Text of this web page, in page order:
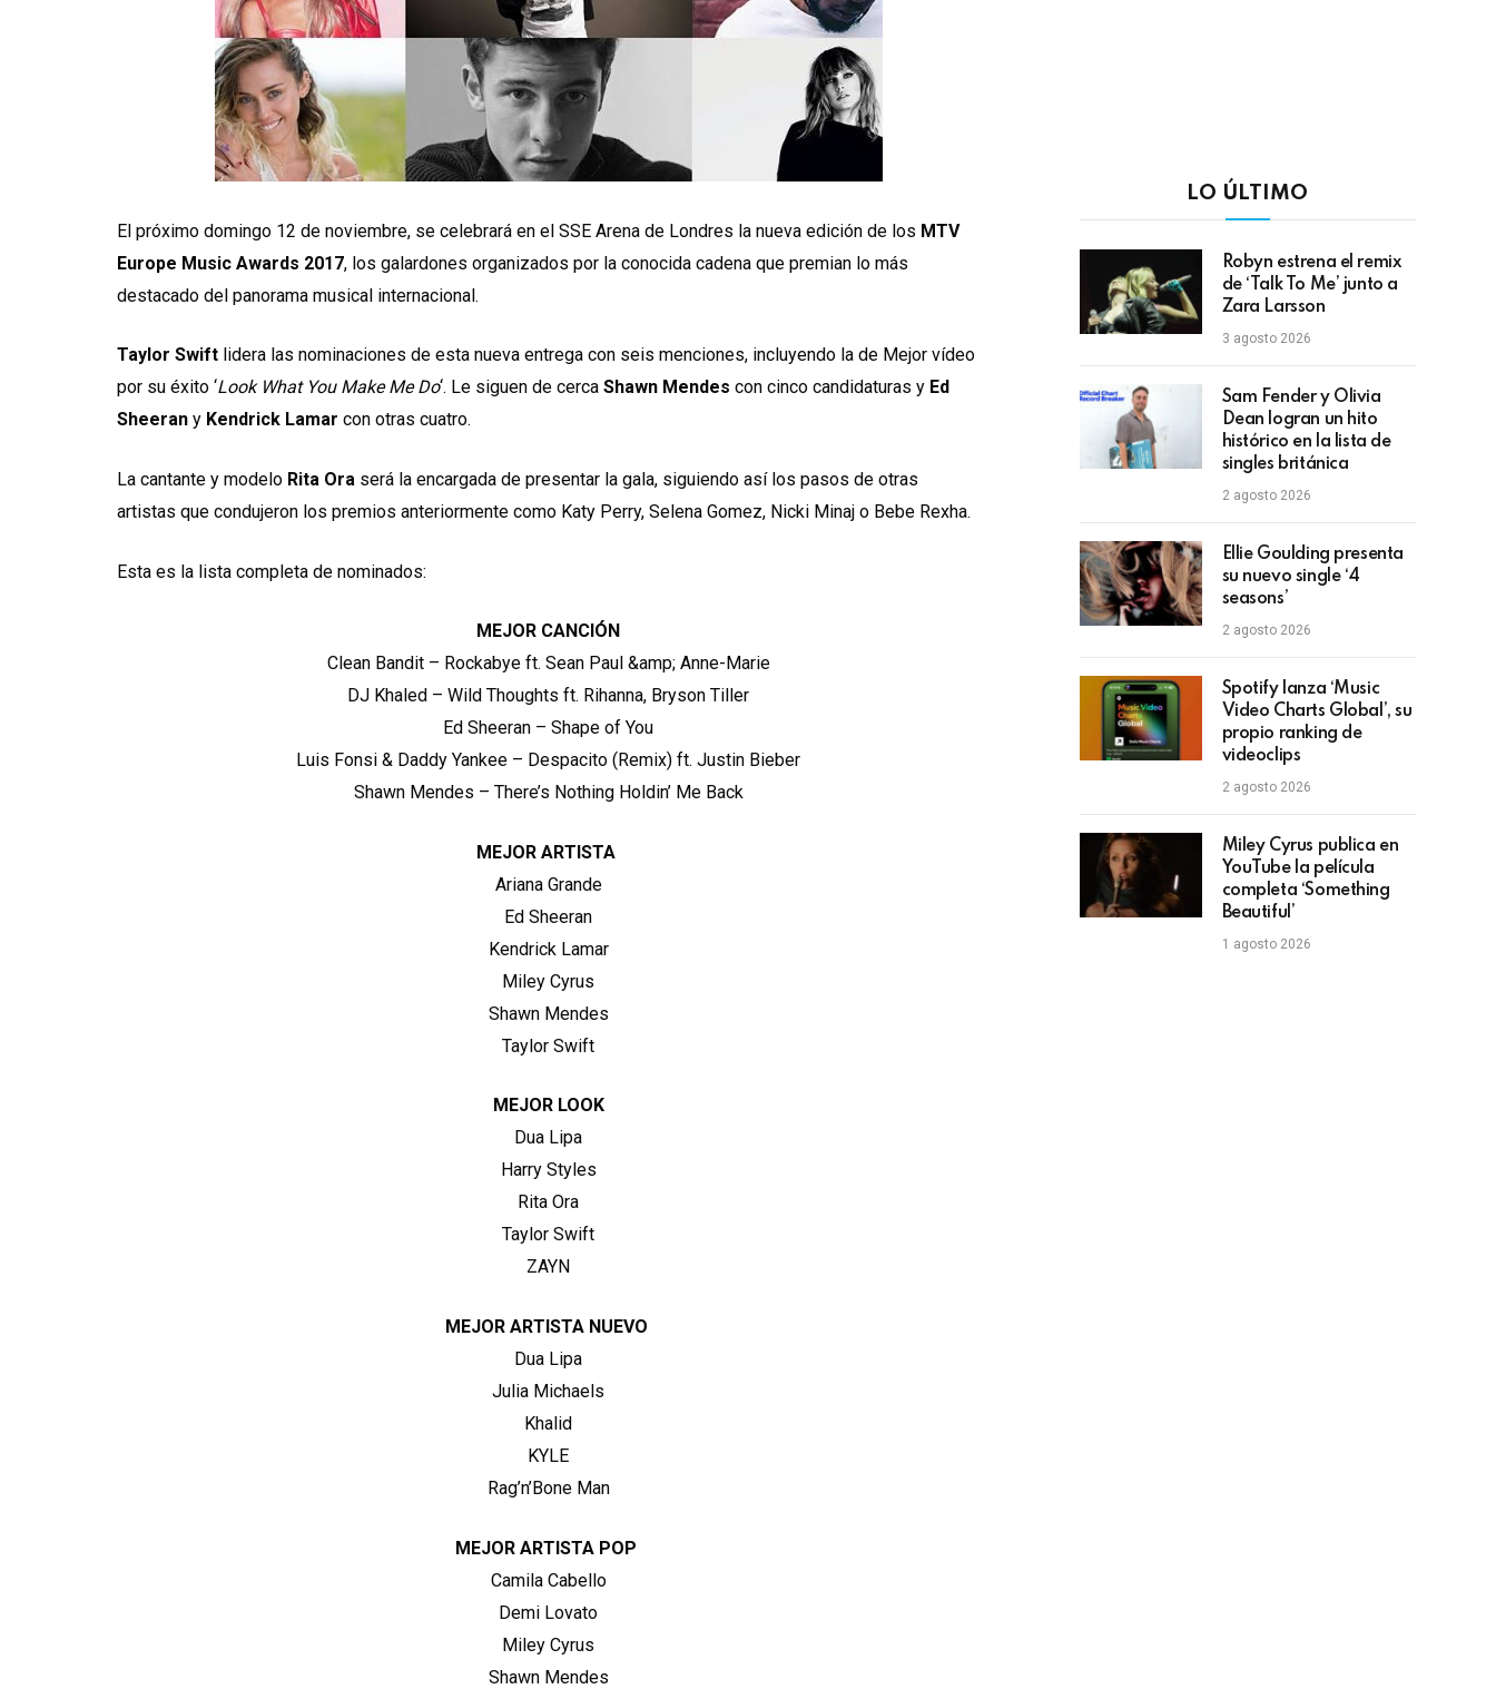
El próximo domingo 12 de noviembre, se celebrará en el SSE Arena de Londres la nueva edición de los MTV
Europe Music Awards 2017, los galardones organizados por la conocida cadena que premian lo más
destacado del panorama musical internacional.
Taylor Swift lidera las nominaciones de esta nueva entrega con seis menciones, incluyendo la de Mejor vídeo
por su éxito ‘Look What You Make Me Do‘. Le siguen de cercaShawn Mendes con cinco candidaturas y Ed
Sheeran y Kendrick Lamar con otras cuatro.
La cantante y modelo Rita Ora será la encargada de presentar la gala, siguiendo así los pasos de otras
artistas que condujeron los premios anteriormente como Katy Perry, Selena Gomez, Nicki Minaj o Bebe Rexha.
Esta es la lista completa de nominados:
MEJOR CANCIÓN
Clean Bandit – Rockabye ft. Sean Paul &amp; Anne-Marie
DJ Khaled – Wild Thoughts ft. Rihanna, Bryson Tiller
Ed Sheeran – Shape of You
Luis Fonsi & Daddy Yankee – Despacito (Remix) ft. Justin Bieber
Shawn Mendes – There’s Nothing Holdin’ Me Back
MEJOR ARTISTA
Ariana Grande
Ed Sheeran
Kendrick Lamar
Miley Cyrus
Shawn Mendes
Taylor Swift
MEJOR LOOK
Dua Lipa
Harry Styles
Rita Ora
Taylor Swift
ZAYN
MEJOR ARTISTA NUEVO
Dua Lipa
Julia Michaels
Khalid
KYLE
Rag’n’Bone Man
MEJOR ARTISTA POP
Camila Cabello
Demi Lovato
Miley Cyrus
Shawn Mendes
LO ÚLTIMO
Robyn estrena el remix
de ‘Talk To Me’ junto a
Zara Larsson
3 agosto 2026
Sam Fender y Olivia
Dean logran un hito
histórico en la lista de
singles británica
2 agosto 2026
Ellie Goulding presenta
su nuevo single ‘4
seasons’
2 agosto 2026
Spotify lanza ‘Music
Video Charts Global’, su
propio ranking de
videoclips
2 agosto 2026
Miley Cyrus publica en
YouTube la película
completa ‘Something
Beautiful’
1 agosto 2026